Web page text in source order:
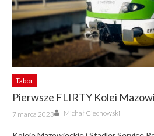
Tabor
Pierwsze FLIRTY Kolei
Posted
on
7 marca 2023 Author
Michał Ciechowski